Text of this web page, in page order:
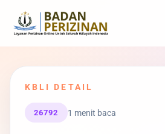
KBLI DETAIL
26792 1 menit baca